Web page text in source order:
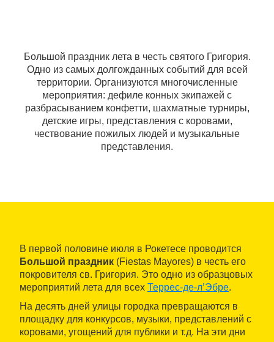
Большой праздник лета в честь святого Григория.
Одно из самых долгожданных событий для всей
территории. Организуются многочисленные
мероприятия: дефиле конных экипажей с
разбрасыванием конфетти, шахматные турниры,
детские игры, представления с коровами,
чествование пожилых людей и музыкальные
представления.
В первой половине июля в Рокетесе проводится
Большой праздник (Fiestas Mayores) в честь его
покровителя св. Григория. Это одно из образцовых
мероприятий лета для всех Террес-де-л’Эбре.
На десять дней улицы городка превращаются в
площадку для конкурсов, музыки, представлений с
коровами, угощений для публики и т.д. На эти дни